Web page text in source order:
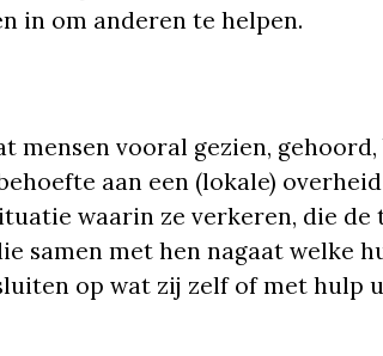
in om anderen te helpen.
mensen vooral gezien, gehoord,
aan een (lokale)
waarin ze verkeren, die de
samen met hen nagaat welke
op wat zij zelf of met hulp